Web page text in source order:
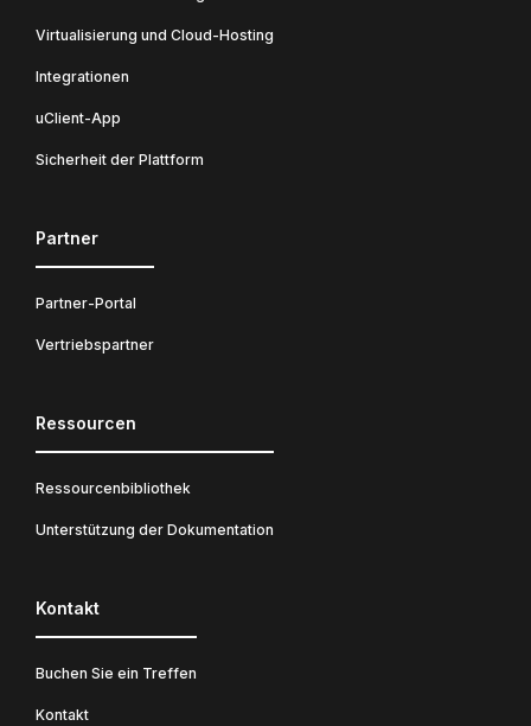
Virtualisierung und Cloud-Hosting
Integrationen
uClient-App
Sicherheit der Plattform
Partner
Partner-Portal
Vertriebspartner
Ressourcen
Ressourcenbibliothek
Unterstützung der Dokumentation
Kontakt
Buchen Sie ein Treffen
Kontakt